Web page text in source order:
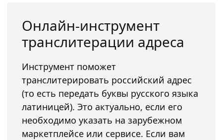
Онлайн-инструмент
транслитерации адреса
Инструмент поможет
транслитерировать российский адрес
(то есть передать буквы русского языка
латиницей). Это актуально, если его
необходимо указать на зарубежном
маркетплейсе или сервисе. Если вам